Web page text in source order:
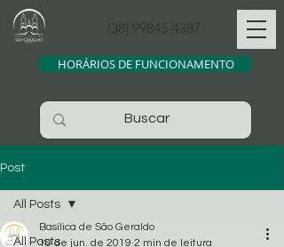
(38) 99845-4387
HORÁRIOS DE FUNCIONAMENTO
Post
All Posts
All Posts
Basílica de São Geraldo
10 de jun. de 2019 2 min de leitura